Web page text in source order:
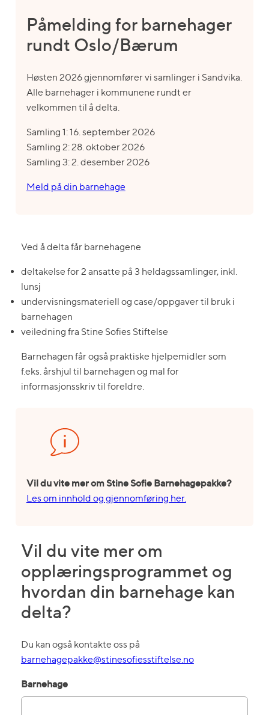
Påmelding for barnehager
rundt Oslo/Bærum
Høsten 2026 gjennomfører vi samlinger i Sandvika.
Alle barnehager i kommunene rundt er
velkommen til å delta.
Samling 1: 16. september 2026
Samling 2: 28. oktober 2026
Samling 3: 2. desember 2026
Meld på din barnehage
Ved å delta får barnehagene
deltakelse for 2 ansatte på 3 heldagssamlinger, inkl.
lunsj
undervisningsmateriell og case/oppgaver til bruk i
barnehagen
veiledning fra Stine Sofies Stiftelse
Barnehagen får også praktiske hjelpemidler som
f.eks. årshjul til barnehagen og mal for
informasjonsskriv til foreldre.
Vil du vite mer om Stine Sofie Barnehagepakke?
Les om innhold og gjennomføring her.
Vil du vite mer om
opplæringsprogrammet og
hvordan din barnehage kan
delta?
Du kan også kontakte oss på
barnehagepakke@stinesofiesstiftelse.no
Barnehage